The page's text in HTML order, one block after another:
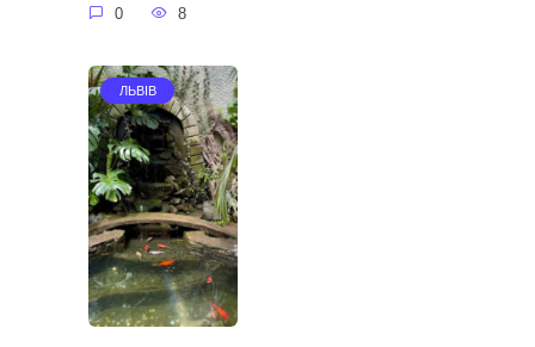
0 8
ЛЬВІВ